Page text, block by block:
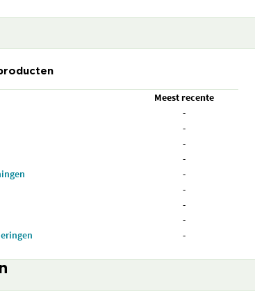
Meest recente
-
-
-
-
-
-
-
-
-